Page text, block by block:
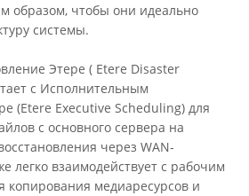
образом, чтобы они идеально
системы.
Этере ( Etere Disaster
с Исполнительным
(Etere Executive Scheduling) для
с основного сервера на
через WAN-
легко взаимодействует с рабочим
копирования медиаресурсов и